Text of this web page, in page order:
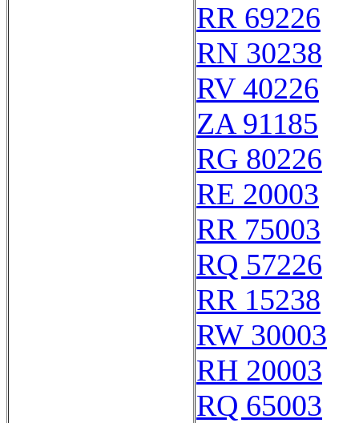
RR 69226
RN 30238
RV 40226
ZA 91185
RG 80226
RE 20003
RR 75003
RQ 57226
RR 15238
RW 30003
RH 20003
RQ 65003